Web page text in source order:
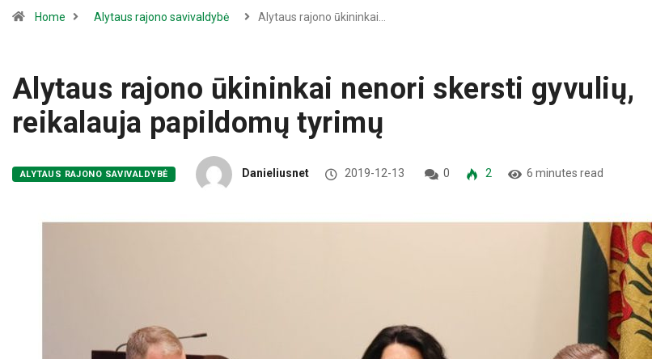
Home Alytaus rajono savivaldybė Alytaus rajono ūkininkai…
Alytaus rajono ūkininkai nenori skersti gyvulių,
reikalauja papildomų tyrimų
ALYTAUS RAJONO SAVIVALDYBĖ Danieliusnet 2019-12-13 0 2 6 minutes read